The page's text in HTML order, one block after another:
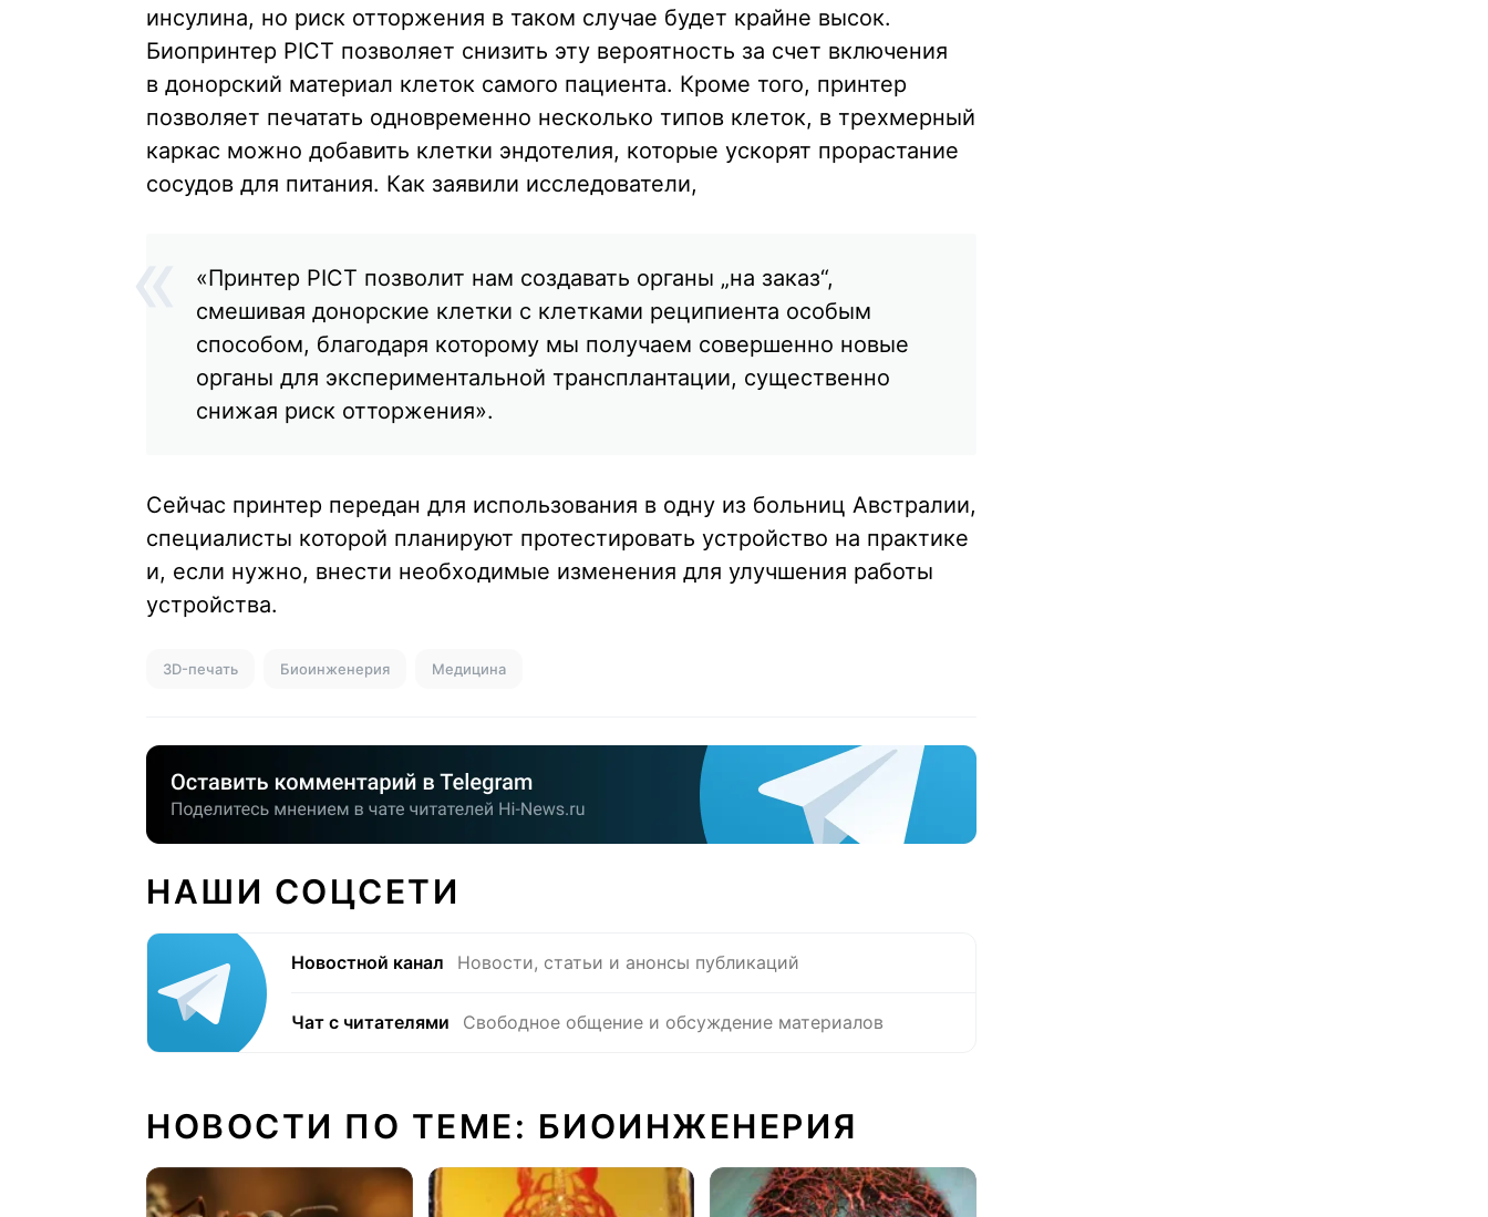
инсулина, но риск отторжения в таком случае будет крайне высок.
Биопринтер PICT позволяет снизить эту вероятность за счет включения
в донорский материал клеток самого пациента. Кроме того, принтер
позволяет печатать одновременно несколько типов клеток, в трехмерный
каркас можно добавить клетки эндотелия, которые ускорят прорастание
сосудов для питания. Как заявили исследователи,
«Принтер PICT позволит нам создавать органы „на заказ“,
смешивая донорские клетки с клетками реципиента особым
способом, благодаря которому мы получаем совершенно новые
органы для экспериментальной трансплантации, существенно
снижая риск отторжения».
Сейчас принтер передан для использования в одну из больниц Австралии,
специалисты которой планируют протестировать устройство на практике
и, если нужно, внести необходимые изменения для улучшения работы
устройства.
3D-печать Биоинженерия Медицина
НАШИ СОЦСЕТИ
Новостной канал Новости, статьи и анонсы публикаций
Чат с читателями Свободное общение и обсуждение материалов
НОВОСТИ ПО ТЕМЕ: БИОИНЖЕНЕРИЯ